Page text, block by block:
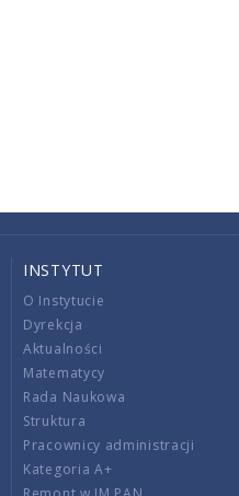
INSTYTUT
O Instytucie
Dyrekcja
Aktualności
Matematycy
Rada Naukowa
Struktura
Pracownicy administracji
Kategoria A+